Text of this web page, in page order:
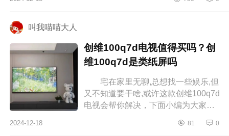
画质数值？tcl电视机画质怎么调最...
叫我喵喵大人
创维100q7d电视值得买吗？创
维100q7d是类纸屏吗
宅在家里无聊,总想找一些娱乐,但
又不知道要干啥,或许这款创维100q7d
电视会帮你解决，下面小编为大家介
100q7d是类纸屏吗 创维100q7...
2024-12-18 81 0